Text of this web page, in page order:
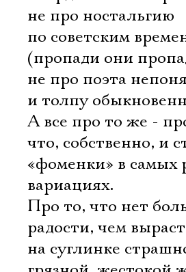
не про ностальгию
по советским
(пропади они
не про поэта
и толпу
А все про то же -
что, собственно, и
«фоменки» в самых
вариациях.
Про то, что нет
радости, чем
на суглинке